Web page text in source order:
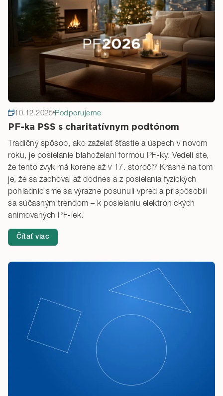
10.12.2025 Podporujeme
PF-ka PSS s charitatívnym podtónom
Tradičný spôsob, ako zaželať šťastie a úspech v novom
roku, je posielanie blahoželaní formou PF-ky. Vedeli ste,
že tento zvyk má korene až v 17. storočí? Krásne na tom
je, že sa zachoval až dodnes a z posielania fyzických
pohľadníc sme sa výrazne posunuli vpred a prispôsobili
sa súčasným trendom – k posielaniu elektronických
animovaných PF-iek.
Čítať viac